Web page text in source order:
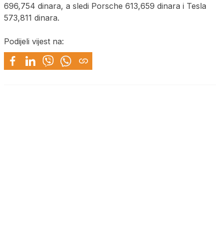
696,754 dinara, a sledi Porsche 613,659 dinara i Tesla
573,811 dinara.
Podijeli vijest na: